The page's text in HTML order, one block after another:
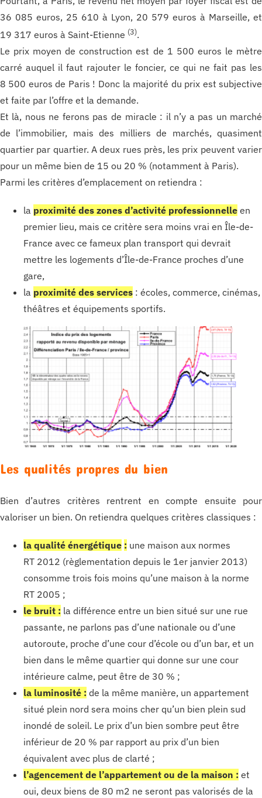
36 085 euros, 25 610 à Lyon, 20 579 euros à Marseille, et
19 317 euros à Saint-Etienne (3).
Le prix moyen de construction est de 1 500 euros le mètre
carré auquel il faut rajouter le foncier, ce qui ne fait pas les
8 500 euros de Paris ! Donc la majorité du prix est subjective
et faite par l’offre et la demande.
Et là, nous ne ferons pas de miracle : il n’y a pas un marché
de l’immobilier, mais des milliers de marchés, quasiment
quartier par quartier. A deux rues près, les prix peuvent varier
pour un même bien de 15 ou 20 % (notamment à Paris).
Parmi les critères d’emplacement on retiendra :
la proximité des zones d’activité professionnelleen
premier lieu, mais ce critère sera moins vrai en Île-de-
France avec ce fameux plan transport qui devrait
mettre les logements d’Île-de-France proches d’une
gare,
la proximité des services: écoles, commerce, cinémas,
théâtres et équipements sportifs.
Les qualités propres du bien
Bien d’autres critères rentrent en compte ensuite pour
valoriser un bien. On retiendra quelques critères classiques :
la qualité énergétique : une maison aux normes
RT 2012 (règlementation depuis le 1er janvier 2013)
consomme trois fois moins qu’une maison à la norme
RT 2005 ;
le bruit : la différence entre un bien situé sur une rue
passante, ne parlons pas d’une nationale ou d’une
autoroute, proche d’une cour d’école ou d’un bar, et un
bien dans le même quartier qui donne sur une cour
intérieure calme, peut être de 30 % ;
la luminosité : de la même manière, un appartement
situé plein nord sera moins cher qu’un bien plein sud
inondé de soleil. Le prix d’un bien sombre peut être
inférieur de 20 % par rapport au prix d’un bien
équivalent avec plus de clarté ;
l’agencement de l’appartement ou de la maison : et
oui, deux biens de 80 m2 ne seront pas valorisés de la